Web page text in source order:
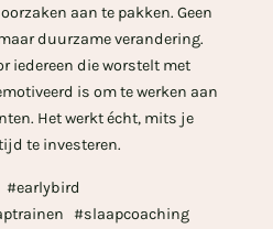
aan te pakken. Geen
duurzame verandering.
iedereen die worstelt met
is om te werken aan
Het werkt écht, mits je
te investeren.
#earlybird
#slaapcoaching